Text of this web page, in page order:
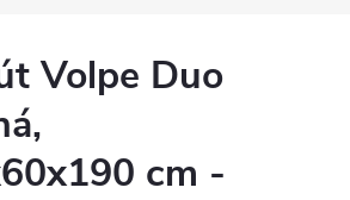
Volpe Duo
cm -